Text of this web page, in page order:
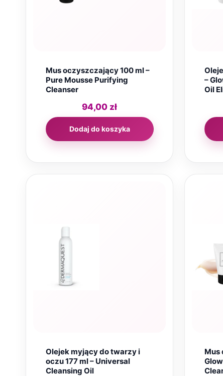
Mus oczyszczający 100 ml –
Pure Mousse Purifying
Cleanser
94,00 zł
Dodaj do koszyka
–
Oil
Olejek myjący do twarzy i
oczu 177 ml – Universal
Cleansing Oil
Mus